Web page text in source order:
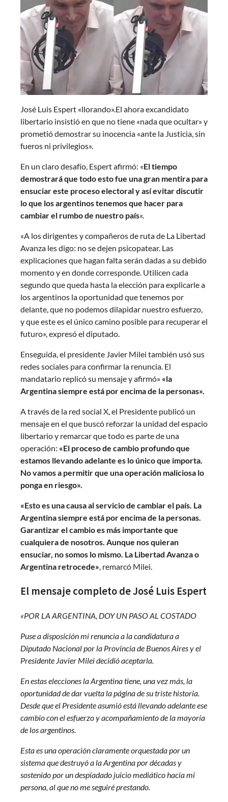
José Luis Espert «llorando».El ahora excandidato
libertario insistió en que no tiene «nada que ocultar» y
prometió demostrar su inocencia «ante la Justicia, sin
fueros ni privilegios».
En un claro desafío, Espert afirmó: «El tiempo
demostrará que todo esto fue una gran mentira para
ensuciar este proceso electoral y así evitar discutir
lo que los argentinos tenemos que hacer para
cambiar el rumbo de nuestro país«.
«A los dirigentes y compañeros de ruta de La Libertad
Avanza les digo: no se dejen psicopatear. Las
explicaciones que hagan falta serán dadas a su debido
momento y en donde corresponde. Utilicen cada
segundo que queda hasta la elección para explicarle a
los argentinos la oportunidad que tenemos por
delante, que no podemos dilapidar nuestro esfuerzo,
y que este es el único camino posible para recuperar el
futuro», expresó el diputado.
Enseguida, el presidente Javier Milei también usó sus
redes sociales para confirmar la renuncia. El
mandatario replicó su mensaje y afirmó» «la
Argentina siempre está por encima de la personas».
A través de la red social X, el Presidente publicó un
mensaje en el que buscó reforzar la unidad del espacio
libertario y remarcar que todo es parte de una
operación: «El proceso de cambio profundo que
estamos llevando adelante es lo único que importa.
No vamos a permitir que una operación maliciosa lo
ponga en riesgo».
«Esto es una causa al servicio de cambiar el país. La
Argentina siempre está por encima de la personas.
Garantizar el cambio es más importante que
cualquiera de nosotros. Aunque nos quieran
ensuciar, no somos lo mismo. La Libertad Avanza o
Argentina retrocede», remarcó Milei.
El mensaje completo de José Luis Espert
«POR LA ARGENTINA, DOY UN PASO AL COSTADO
Puse a disposición mi renuncia a la candidatura a
Diputado Nacional por la Provincia de Buenos Aires y el
Presidente Javier Milei decidió aceptarla.
En estas elecciones la Argentina tiene, una vez más, la
oportunidad de dar vuelta la página de su triste historia.
Desde que el Presidente asumió está llevando adelante ese
cambio con el esfuerzo y acompañamiento de la mayoría
de los argentinos.
Esta es una operación claramente orquestada por un
sistema que destruyó a la Argentina por décadas y
sostenido por un despiadado juicio mediático hacia mi
persona, al que no me seguiré prestando.